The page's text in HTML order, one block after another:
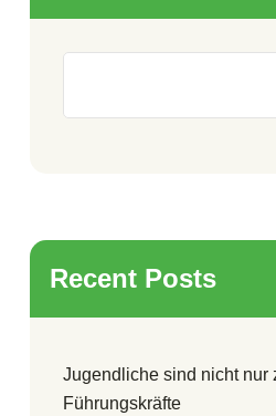
Recent Posts
Jugendliche sind nicht nur
Führungskräfte